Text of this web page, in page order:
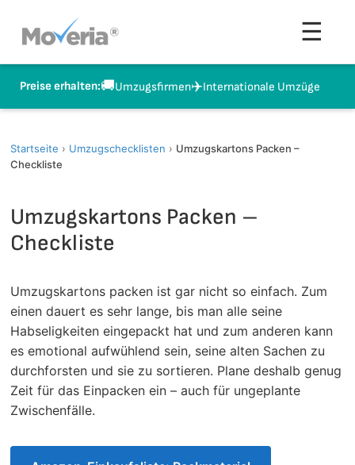
Inhalt
springen
☰
Preise erhalten:🚚Umzugsfirmen✈️Internationale Umzüge
Startseite › Umzugschecklisten › Umzugskartons Packen –
Checkliste
Umzugskartons Packen –
Checkliste
Umzugskartons packen ist gar nicht so einfach. Zum
einen dauert es sehr lange, bis man alle seine
Habseligkeiten eingepackt hat und zum anderen kann
es emotional aufwühlend sein, seine alten Sachen zu
durchforsten und sie zu sortieren. Plane deshalb genug
Zeit für das Einpacken ein – auch für ungeplante
Zwischenfälle.